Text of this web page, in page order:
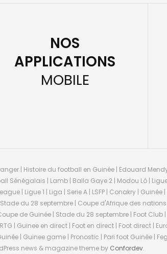
NOS
APPLICATIONS
MOBILE
| Histoire du football en Guinée | Edouard
Sénégalais | Lamb | Balla Gaye 2 | Modou Lô |
| Ligue 1 | Liga | Serie A | LSFP | Conakry |
du 28 septembre | Coupe d'Afrique des
de Guinée | Stade du 28 septembre | Foot Club
| Guinee en direct | Foot en direct | Foot direct |
| Guinee game | Pronostic | Pari foot Guinée |
news & magazine theme by Confordev.